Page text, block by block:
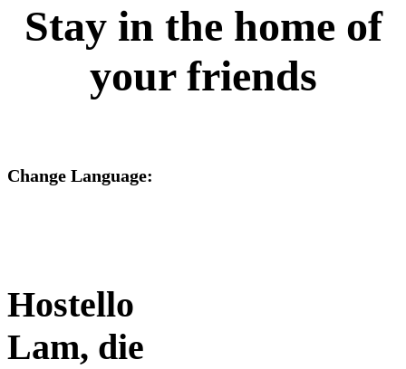
Stay in the home of
your friends
Change Language:
Hostello
Lam, die